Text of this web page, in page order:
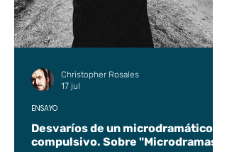
Desvaríos de un microdramático
compulsivo. Sobre "Microdramas".
ENSAYO
Christopher Rosales
17 jul